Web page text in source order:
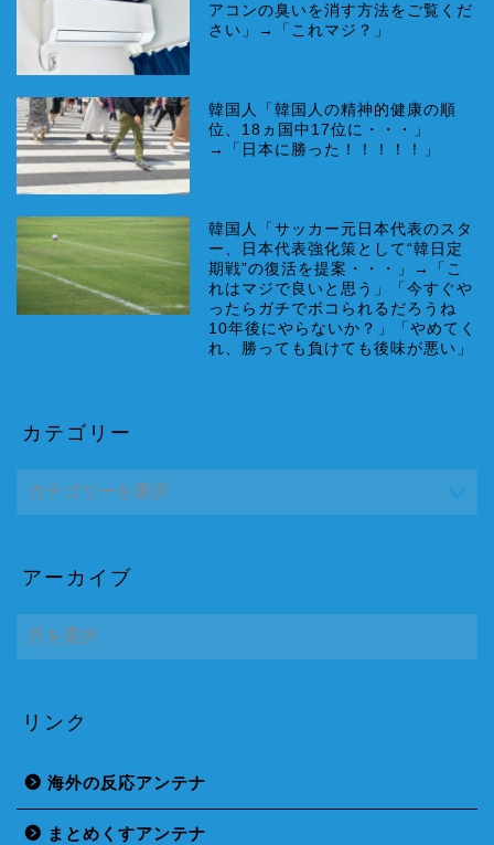
アコンの臭いを消す方法をご覧くだ
さい」→「これマジ？」
韓国人「韓国人の精神的健康の順
位、18ヵ国中17位に・・・」
→「日本に勝った！！！！！」
韓国人「サッカー元日本代表のスタ
ー、日本代表強化策として“韓日定
期戦”の復活を提案・・・」→「こ
れはマジで良いと思う」「今すぐや
ったらガチでボコられるだろうね
10年後にやらないか？」「やめてく
れ、勝っても負けても後味が悪い」
カテゴリー
アーカイブ
ー
ブリンク
海外の反応アンテナ
まとめくすアンテナ